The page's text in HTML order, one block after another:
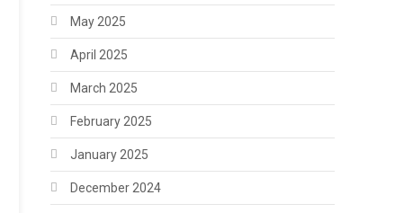
May 2025
April 2025
March 2025
February 2025
January 2025
December 2024